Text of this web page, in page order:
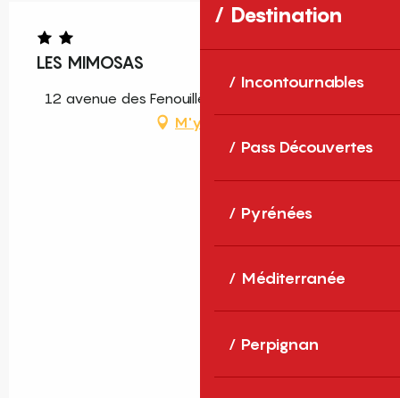
Destination
Incontournables
Pass Découvertes
Pyrénées
Méditerranée
Perpignan
LES MIMOSAS
12 avenue des Fenouillèdes, 66220 Prugnanes
M'y rendre